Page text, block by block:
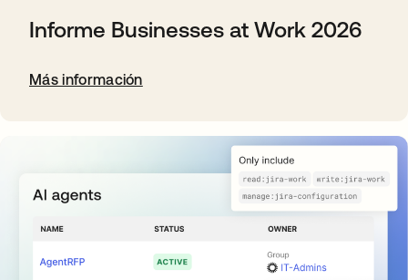
Informe Businesses at Work 2026
Más información